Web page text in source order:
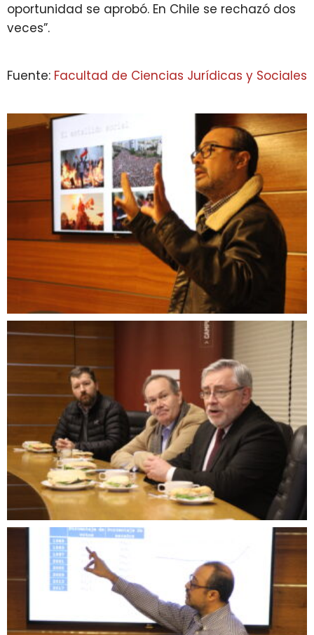
oportunidad se aprobó. En Chile se rechazó dos
veces”.
Fuente: Facultad de Ciencias Jurídicas y Sociales